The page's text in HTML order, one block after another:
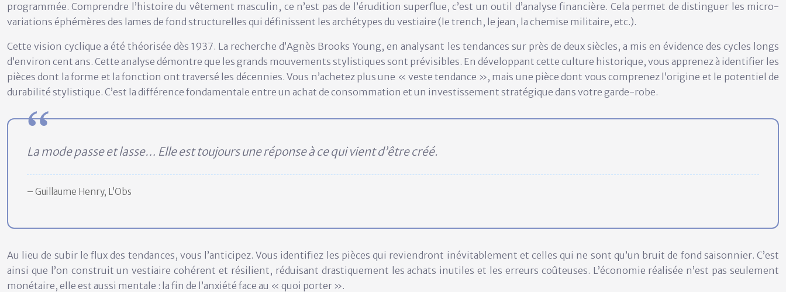
programmée. Comprendre l’histoire du vêtement masculin, ce n’est pas de l’érudition superflue, c’est un outil d’analyse financière. Cela permet de distinguer les micro-
variations éphémères des lames de fond structurelles qui définissent les archétypes du vestiaire (le trench, le jean, la chemise militaire, etc.).
Cette vision cyclique a été théorisée dès 1937. La recherche d’Agnès Brooks Young, en analysant les tendances sur près de deux siècles, a mis en évidence des cycles longs
d’environ cent ans. Cette analyse démontre que les grands mouvements stylistiques sont prévisibles. En développant cette culture historique, vous apprenez à identifier les
pièces dont la forme et la fonction ont traversé les décennies. Vous n’achetez plus une « veste tendance », mais une pièce dont vous comprenez l’origine et le potentiel de
durabilité stylistique. C’est la différence fondamentale entre un achat de consommation et un investissement stratégique dans votre garde-robe.
La mode passe et lasse… Elle est toujours une réponse à ce qui vient d’être créé.
– Guillaume Henry, L’Obs
Au lieu de subir le flux des tendances, vous l’anticipez. Vous identifiez les pièces qui reviendront inévitablement et celles qui ne sont qu’un bruit de fond saisonnier. C’est
ainsi que l’on construit un vestiaire cohérent et résilient, réduisant drastiquement les achats inutiles et les erreurs coûteuses. L’économie réalisée n’est pas seulement
monétaire, elle est aussi mentale : la fin de l’anxiété face au « quoi porter ».